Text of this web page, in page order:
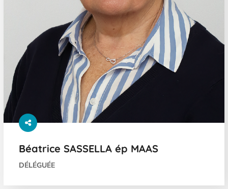
Béatrice SASSELLA ép MAAS
DÉLÉGUÉE